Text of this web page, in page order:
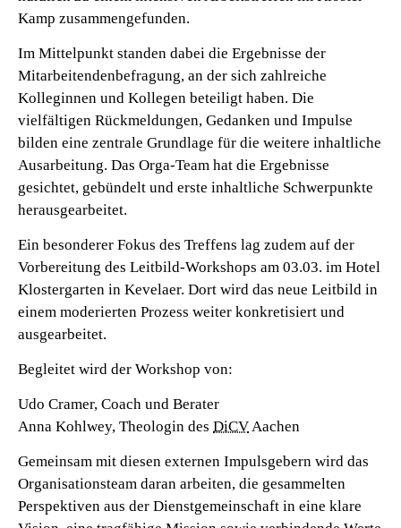
Kamp zusammengefunden.
Im Mittelpunkt standen dabei die Ergebnisse der
Mitarbeitendenbefragung, an der sich zahlreiche
Kolleginnen und Kollegen beteiligt haben. Die
vielfältigen Rückmeldungen, Gedanken und Impulse
bilden eine zentrale Grundlage für die weitere inhaltliche
Ausarbeitung. Das Orga-Team hat die Ergebnisse
gesichtet, gebündelt und erste inhaltliche Schwerpunkte
herausgearbeitet.
Ein besonderer Fokus des Treffens lag zudem auf der
Vorbereitung des Leitbild-Workshops am 03.03. im Hotel
Klostergarten in Kevelaer. Dort wird das neue Leitbild in
einem moderierten Prozess weiter konkretisiert und
ausgearbeitet.
Begleitet wird der Workshop von:
Udo Cramer, Coach und Berater
Anna Kohlwey, Theologin des DiCV Aachen
Gemeinsam mit diesen externen Impulsgebern wird das
Organisationsteam daran arbeiten, die gesammelten
Perspektiven aus der Dienstgemeinschaft in eine klare